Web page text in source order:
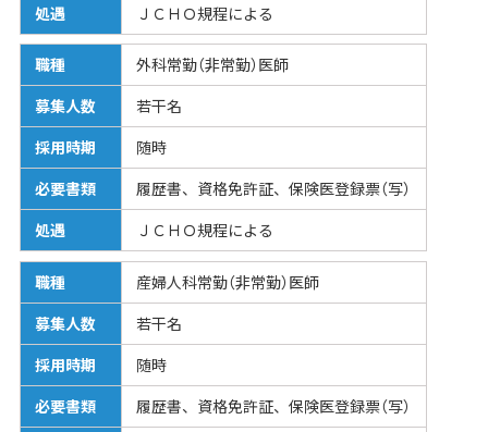
処遇
ＪＣＨＯ規程による
職種
外科常勤（非常勤）医師
募集人数
若干名
採用時期
随時
必要書類
履歴書、資格免許証、保険医登録票（写）
処遇
ＪＣＨＯ規程による
職種
産婦人科常勤（非常勤）医師
募集人数
若干名
採用時期
随時
必要書類
履歴書、資格免許証、保険医登録票（写）